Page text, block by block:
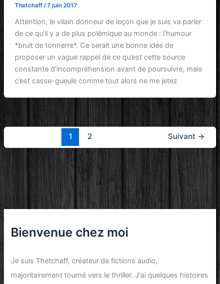
Thetchaff/7 juin 2017
Attention, le vilain donneur de leçon que je suis va parler
de ce qu’il y a de plus polémique au monde : l’humour
*bruit de tonnerre*. Ce serait une bonne idée de
proposer un vague rappel de ce qu’est cette source
constante d’incompréhension avant de poursuivre, mais
c’est casse-gueule comme tout alors ne me jetez
1 2 Suivant →
Bienvenue chez moi
Je suis Thetchaff, créateur defictions audio,
majoritairement tourné vers lethriller. J'ai quelques histoires